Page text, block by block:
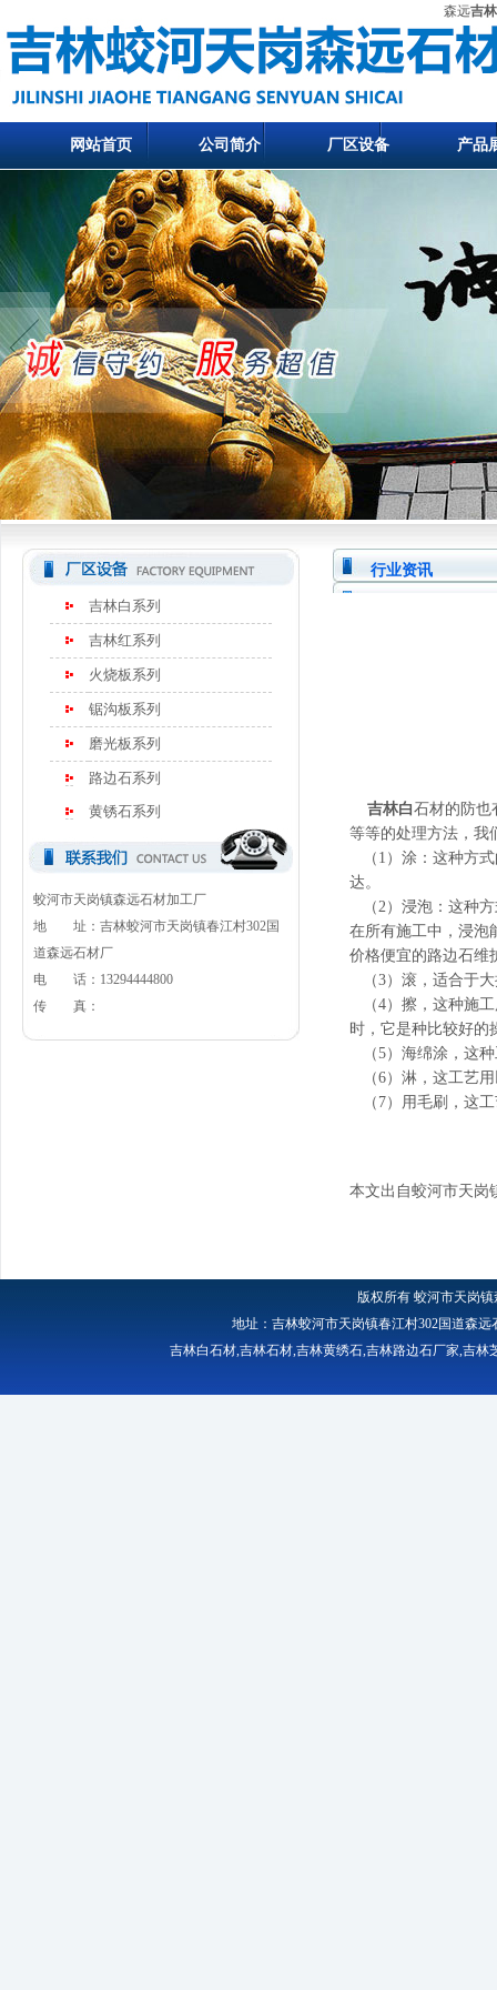
森远吉
网站首页 公司简介 厂区设备 产品
吉林白系列
吉林红系列
火烧板系列
锯沟板系列
磨光板系列
路边石系列
黄锈石系列
蛟河市天岗镇森远石材加工厂
地 址：吉林蛟河市天岗镇春江村302国
道森远石材厂
电 话：13294444800
传 真：
行业资讯
吉林白石材的防也
等等的处理方法，我
（1）涂：这种方
达。
（2）浸泡：这种方
在所有施工中，浸泡
价格便宜的路边石维
（3）滚，适合于
（4）擦，这种施
时，它是种比较好的
（5）海绵涂，这
（6）淋，这工艺
（7）用毛刷，这
本文出自蛟河市天岗
版权所有蛟河市天岗
地址：吉林蛟河市天岗镇春江村302国道森远
吉林白石材,吉林石材,吉林黄绣石,吉林路边石厂家,吉林